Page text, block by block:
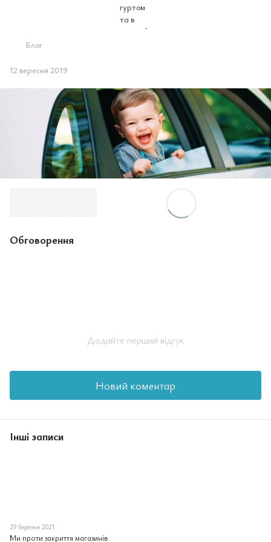
Блог
12 вересня 2019
Обговорення
Додайте перший відгук
Новий коментар
Інші записи
29 березня 2021
Ми проти закриття магазинів